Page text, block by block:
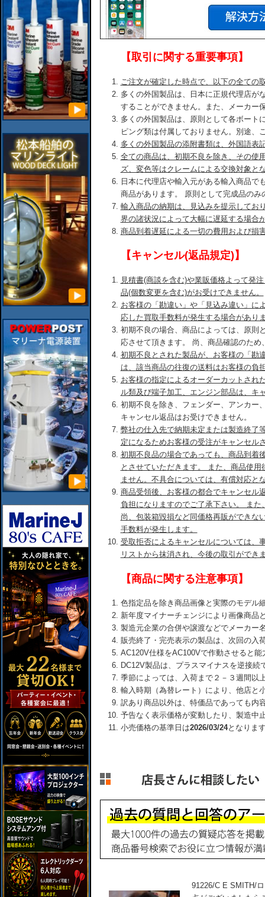
【取引に関する重要事項】
ご注文が確定した時点で、以下の全ての
多くの外国製品は、日本に正規代理店が
することができません。また、メーカー
多くの外国製品は、原則として各ボート
ピング類は付属しておりません。別途、
多くの外国製品の添附書類は、外国語表
全ての商品は、初期不良を除き、その使
ズ、変色等はクレームによる交換対象と
日本に代理店や輸入元がある輸入商品で
商品があります。 原則として完成品のみ
輸入商品の納期は、見込みを提示してお
界の諸状況によって大幅に遅延する場合
商品到着遅延による一切の費用および損
【キャンセル(返品規定)】
見積書(商談を含む)や業販価格よって発
品(個数変更を含む)がお受けできません。
お客様の「勘違い」や「見込み違い」に
応した買取手数料が発生する場合があり
初期不良の場合、商品によっては、原則
応させて頂きます。 尚、商品確認のた
初期不良とされた製品が、お客様の「勘
は、該当商品の往復の送料はお客様の負
お客様の指定によるオーダーカットされ
ル類及び端子加工、エンジン部品は、キ
初期不良を除き、フェンダー、アンカー
キャンセル返品はお受けできません。
弊社の仕入先で納期未定または製造終了
定になるためお客様の受注がキャンセル
初期不良品の場合であっても、商品到着
とさせていただきます。 また、商品使
ません。不具合については、有償対応と
商品受領後、お客様の都合でキャンセル
負担になりますのでご了承下さい。 ま
尚、包装箱毀損など同価格再販ができな
手数料が発生します。
受取拒否によるキャンセルについては、
リストから抹消され、今後の取引ができ
【商品に関する注意事項】
色指定品を除き商品画像と実際のモデル
新年度マイナーチェンジにより画像商品
製造元企業の合併や譲渡などでメーカー
販売終了・完売表示の製品は、次回の入
AC120V仕様をAC100Vで作動させると
DC12V製品は、プラスマイナスを逆接
季節によっては、入荷まで２－３週間以
輸入時期（為替レート）により、他店と
訳あり商品以外は、特価品であっても内
予告なく表示価格が変動したり、製造中
小売価格の基準日は2026/03/24となりま
91226/C E SMITH/